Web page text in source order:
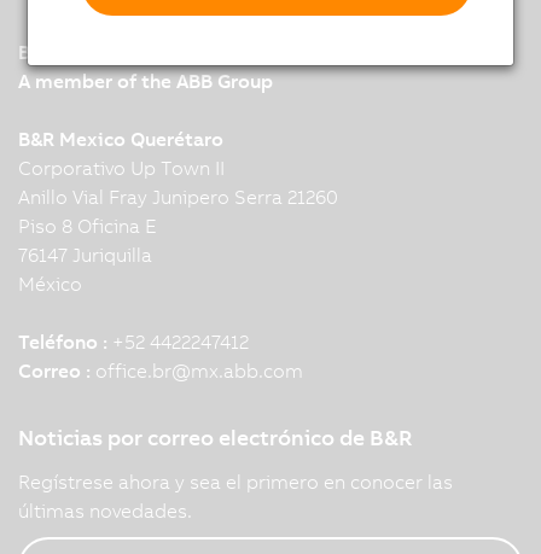
B&R
A member of the ABB Group
B&R Mexico Querétaro
Corporativo Up Town II
Anillo Vial Fray Junipero Serra 21260
Piso 8 Oficina E
76147 Juriquilla
México
Teléfono : +52 4422247412
Correo : office.br@mx.abb.com
Noticias por correo electrónico de B&R
Regístrese ahora y sea el primero en conocer las
últimas novedades.